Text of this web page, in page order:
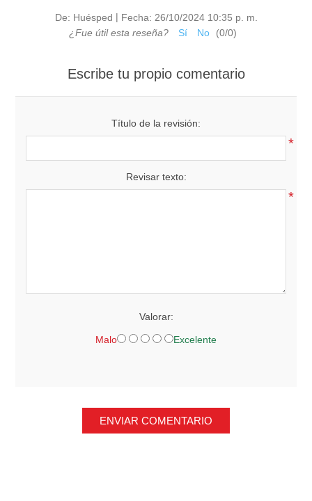
De: Huésped | Fecha: 26/10/2024 10:35 p. m.
¿Fue útil esta reseña?
Sí No (0/0)
Escribe tu propio comentario
Título de la revisión:
*
Revisar texto:
*
Valorar:
Malo Excelente
ENVIAR COMENTARIO